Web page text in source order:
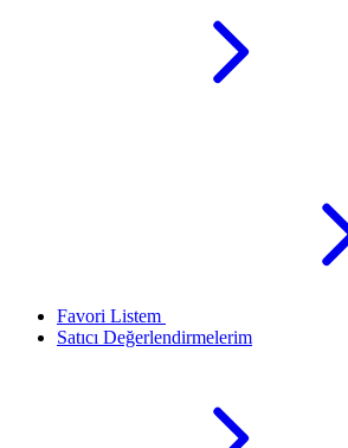
Favori Listem
Satıcı Değerlendirmelerim